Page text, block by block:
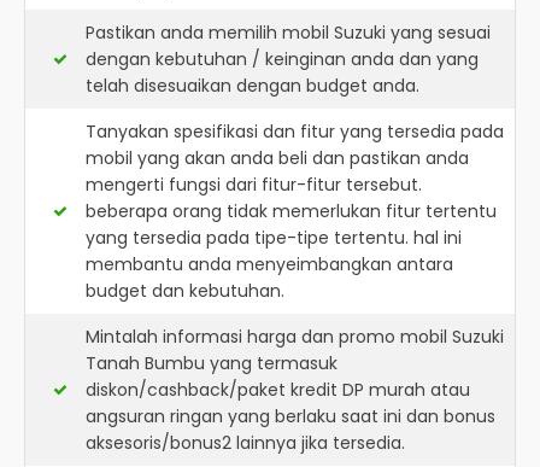
Pastikan anda memilih mobil Suzuki yang sesuai
dengan kebutuhan / keinginan anda dan yang
telah disesuaikan dengan budget anda.
Tanyakan spesifikasi dan fitur yang tersedia pada
mobil yang akan anda beli dan pastikan anda
mengerti fungsi dari fitur-fitur tersebut.
beberapa orang tidak memerlukan fitur tertentu
yang tersedia pada tipe-tipe tertentu. hal ini
membantu anda menyeimbangkan antara
budget dan kebutuhan.
Mintalah informasi harga dan promo mobil Suzuki
Tanah Bumbu yang termasuk
diskon/cashback/paket kredit DP murah atau
angsuran ringan yang berlaku saat ini dan bonus
aksesoris/bonus2 lainnya jika tersedia.